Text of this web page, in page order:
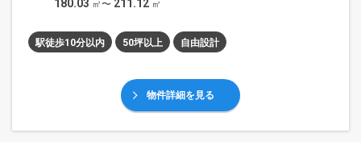
180.03 ㎡〜 211.12 ㎡
駅徒歩10分以内 50坪以上 自由設計
物件詳細を見る